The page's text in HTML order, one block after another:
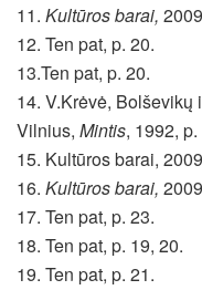
11. Kultūros barai,
12. Ten pat, p. 20.
13.Ten pat, p. 20.
14. V.Krėvė,
Vilnius, Mintis, 1992,
15. Kultūros barai,
16. Kultūros barai,
17. Ten pat, p. 23.
18. Ten pat, p. 19, 20.
19. Ten pat, p. 21.